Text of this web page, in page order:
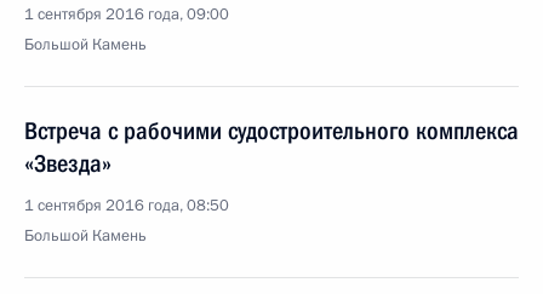
1 сентября 2016 года, 09:00
Большой Камень
Встреча с рабочими судостроительного комплекса
«Звезда»
1 сентября 2016 года, 08:50
Большой Камень